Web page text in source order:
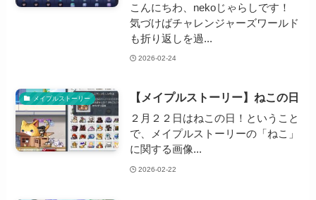
こんにちわ、nekoじゃらしです！
気づけばチャレンジャーズワールド
も折り返しを過...
2026-02-24
メイプルストーリー 【メイプルストーリー】ねこの日
２月２２日はねこの日！ということ
で、メイプルストーリーの「ねこ」
に関する画像...
2026-02-22